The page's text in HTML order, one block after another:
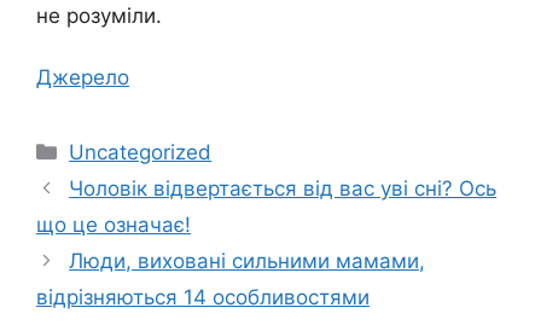
не розуміли.
Джерело
Категорії
Uncategorized
Чоловік відвертається від вас уві сні? Ось
що це означає!
Люди, виховані сильними мамами,
відрізняються 14 особливостями